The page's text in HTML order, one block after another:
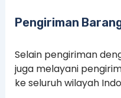
Pengiriman
Selain pengiriman
juga melayani
ke seluruh wilayah